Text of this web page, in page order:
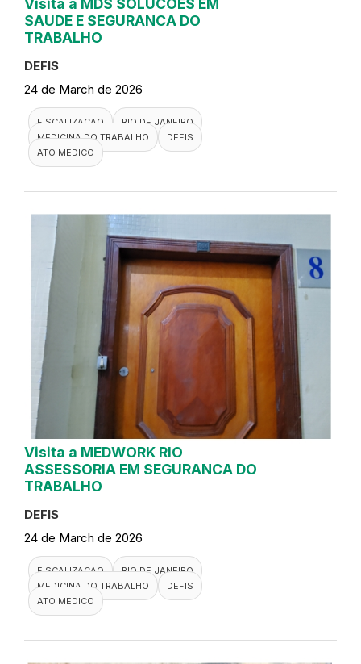
Visita a MDS SOLUCOES EM
SAUDE E SEGURANCA DO
TRABALHO
DEFIS
24 de March de 2026
FISCALIZACAO
RIO DE JANEIRO
MEDICINA DO TRABALHO
DEFIS
ATO MEDICO
Visita a MEDWORK RIO
ASSESSORIA EM SEGURANCA DO
TRABALHO
DEFIS
24 de March de 2026
FISCALIZACAO
RIO DE JANEIRO
MEDICINA DO TRABALHO
DEFIS
ATO MEDICO